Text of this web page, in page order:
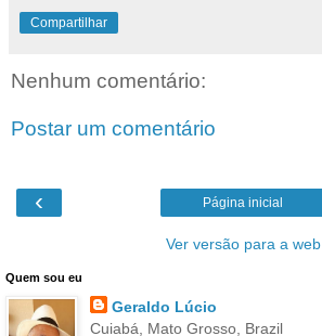
Compartilhar
Nenhum comentário:
Postar um comentário
‹ Página inicial
Ver versão para a web
Quem sou eu
Geraldo Lúcio
Cuiabá, Mato Grosso, Brazil